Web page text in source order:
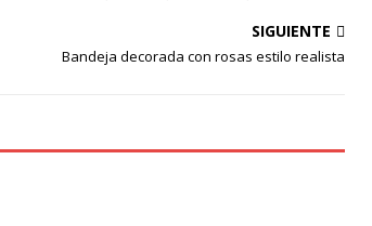
SIGUIENTE
Bandeja decorada con rosas estilo realista